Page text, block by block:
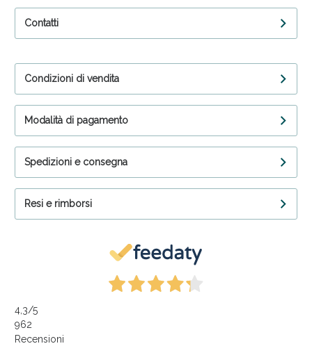
Contatti
Condizioni di vendita
Modalità di pagamento
Spedizioni e consegna
Resi e rimborsi
4,3/5
962
Recensioni